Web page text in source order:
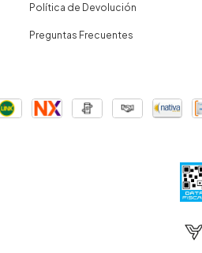
Política de Devolución
Preguntas Frecuentes